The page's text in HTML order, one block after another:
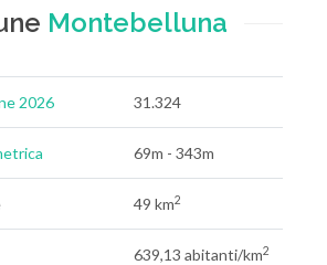
Montebelluna
2026 31.324
69m - 343m
49 km2
639,13 abitanti/km2